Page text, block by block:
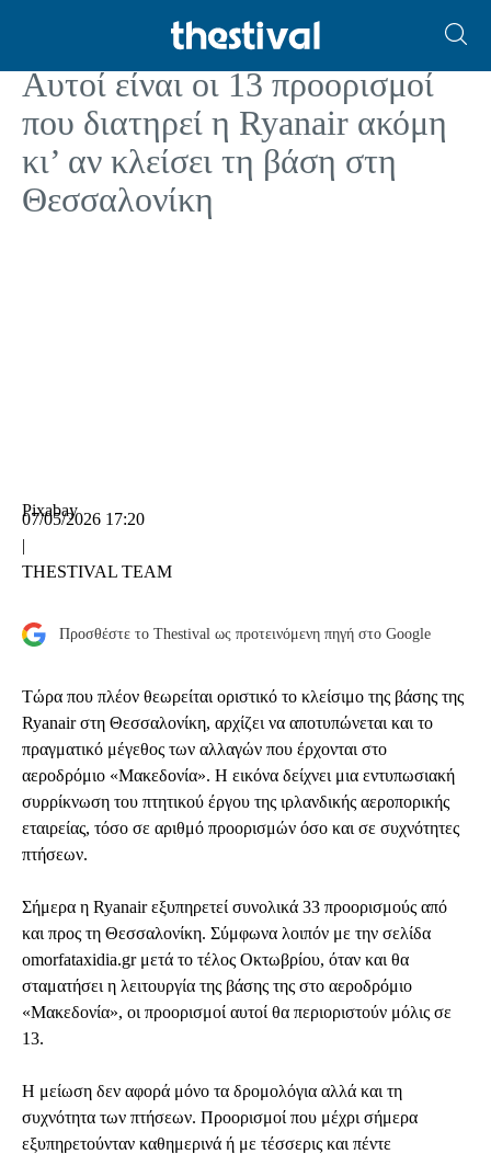
ΤΟΥΡΙΣΜΟΣ
Αυτοί είναι οι 13 προορισμοί
που διατηρεί η Ryanair ακόμη
κι’ αν κλείσει τη βάση στη
Θεσσαλονίκη
Pixabay
07/05/2026 17:20
|
THESTIVAL TEAM
Προσθέστε το Thestival ως προτεινόμενη πηγή στο Google
Τώρα που πλέον θεωρείται οριστικό το κλείσιμο της βάσης της
Ryanair στη Θεσσαλονίκη, αρχίζει να αποτυπώνεται και το
πραγματικό μέγεθος των αλλαγών που έρχονται στο
αεροδρόμιο «Μακεδονία». Η εικόνα δείχνει μια εντυπωσιακή
συρρίκνωση του πτητικού έργου της ιρλανδικής αεροπορικής
εταιρείας, τόσο σε αριθμό προορισμών όσο και σε συχνότητες
πτήσεων.
Σήμερα η Ryanair εξυπηρετεί συνολικά 33 προορισμούς από
και προς τη Θεσσαλονίκη. Σύμφωνα λοιπόν με την σελίδα
omorfataxidia.gr μετά το τέλος Οκτωβρίου, όταν και θα
σταματήσει η λειτουργία της βάσης της στο αεροδρόμιο
«Μακεδονία», οι προορισμοί αυτοί θα περιοριστούν μόλις σε
13.
Η μείωση δεν αφορά μόνο τα δρομολόγια αλλά και τη
συχνότητα των πτήσεων. Προορισμοί που μέχρι σήμερα
εξυπηρετούνταν καθημερινά ή με τέσσερις και πέντε